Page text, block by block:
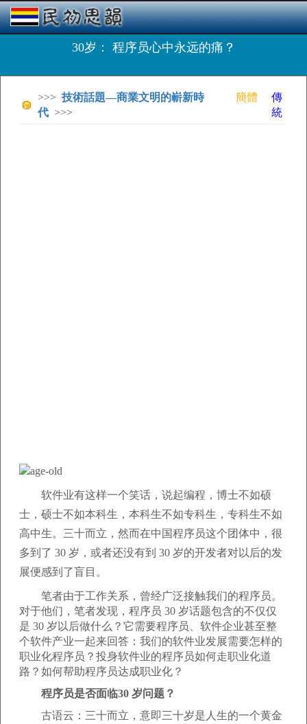
30岁： 程序员心中永远的痛？
>>> 技術話題—商業文明的嶄新時
代 >>>
簡體
傳
統
软件业有这样一个笑话，说起编程，博士不如硕
士，硕士不如本科生，本科生不如专科生，专科生不如
高中生。三十而立，然而在中国程序员这个团体中，很
多到了 30 岁，或者还没有到 30 岁的开发者对以后的发
展便感到了盲目。
笔者由于工作关系，曾经广泛接触我们的程序员。
对于他们，笔者发现，程序员 30 岁话题包含的不仅仅
是 30 岁以后做什么？它需要程序员、软件企业甚至整
个软件产业一起来回答：我们的软件业发展需要怎样的
职业化程序员？投身软件业的程序员如何走职业化道
路？如何帮助程序员达成职业化？
程序员是否面临30 岁问题？
古语云：三十而立，意即三十岁是人生的一个黄金